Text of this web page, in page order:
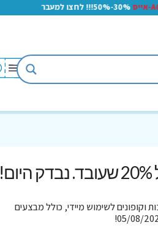
30%-50%!!! לחצו למעבר
וקופונים לשימוש מיידי, כולל מבצעים